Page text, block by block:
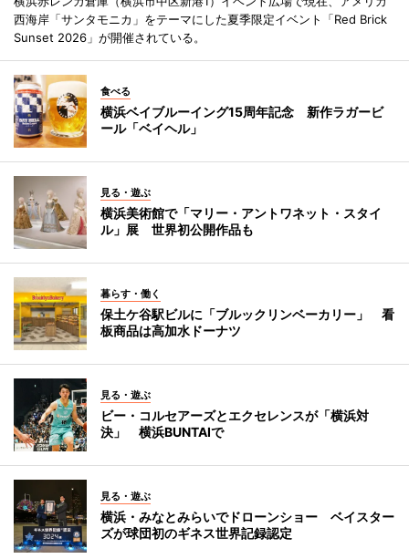
西海岸「サンタモニカ」をテーマにした夏季限定イベント「Red Brick
Sunset 2026」が開催されている。
食べる
横浜ベイブルーイング15周年記念 新作ラガービ
ール「ベイヘル」
見る・遊ぶ
横浜美術館で「マリー・アントワネット・スタイ
ル」展 世界初公開作品も
暮らす・働く
保土ケ谷駅ビルに「ブルックリンベーカリー」 看
板商品は高加水ドーナツ
見る・遊ぶ
ビー・コルセアーズとエクセレンスが「横浜対
決」 横浜BUNTAIで
見る・遊ぶ
横浜・みなとみらいでドローンショー ベイスター
ズが球団初のギネス世界記録認定